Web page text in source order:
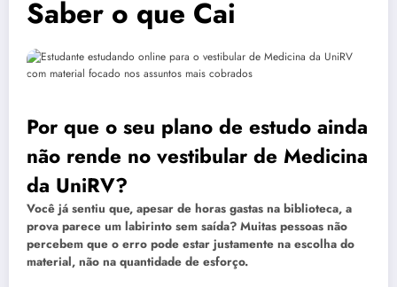
Saber o que Cai
Por que o seu plano de estudo ainda
não rende no vestibular de Medicina
da UniRV?
Você já sentiu que, apesar de horas gastas na biblioteca, a
prova parece um labirinto sem saída? Muitas pessoas não
percebem que o erro pode estar justamente na escolha do
material, não na quantidade de esforço.